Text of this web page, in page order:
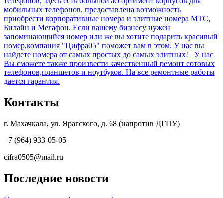
мобильных телефонов, предоставлена возможность
приобрести корпоративные номера и элитные номера МТС,
Билайн и Мегафон. Если вашему бизнесу нужен
запоминающийся номер или же вы хотите подарить красивый
номер,компания "Цифра05" поможет вам в этом. У нас вы
найдете номера от самых простых до самых элитных! У нас
Вы сможете также произвести качественный ремонт сотовых
телефонов,планшетов и ноутбуков. На все ремонтные работы
дается гарантия.
Контакты
г. Махачкала, ул. Ярагского, д. 68 (напротив ДГПУ)
+7 (964) 933-05-05
cifra0505@mail.ru
Последние новости